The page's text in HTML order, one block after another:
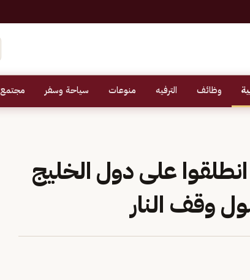
وظائف الترفيه منوعات سياحة وسفر مجتمع
صاروخا انطلقوا على دول الخليج
وقف النار